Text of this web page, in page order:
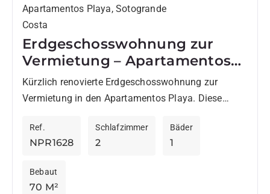
Apartamentos Playa, Sotogrande
Costa
Erdgeschosswohnung zur
Vermietung – Apartamentos
Playa
Kürzlich renovierte Erdgeschosswohnung zur
Vermietung in den Apartamentos Playa. Diese
Badezimmer, eine neue offene Küche sowie ein
Wohnzimmer mit...
NPR1628
Ref.
2
Schlafzimmer
1
Bäder
70 M²
Bebaut